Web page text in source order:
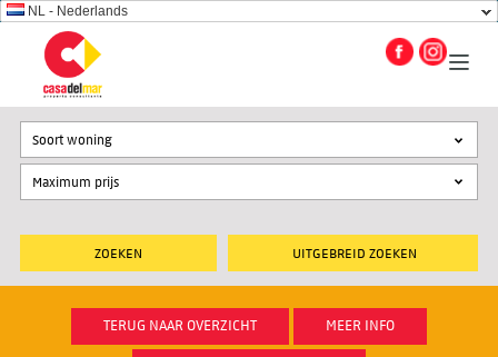
NL - Nederlands
UITGEBREID ZOEKEN
Soort woning
TERUG NAAR OVERZICHT MEER INFO